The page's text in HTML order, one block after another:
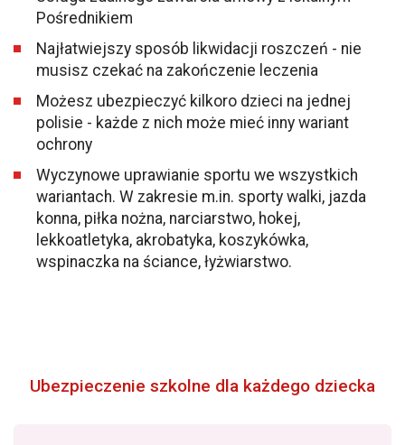
Pośrednikiem
Najłatwiejszy sposób likwidacji roszczeń - nie
musisz czekać na zakończenie leczenia
Możesz ubezpieczyć kilkoro dzieci na jednej
polisie - każde z nich może mieć inny wariant
ochrony
Wyczynowe uprawianie sportu we wszystkich
wariantach. W zakresie m.in. sporty walki, jazda
konna, piłka nożna, narciarstwo, hokej,
lekkoatletyka, akrobatyka, koszykówka,
wspinaczka na ściance, łyżwiarstwo.
Ubezpieczenie szkolne dla każdego dziecka